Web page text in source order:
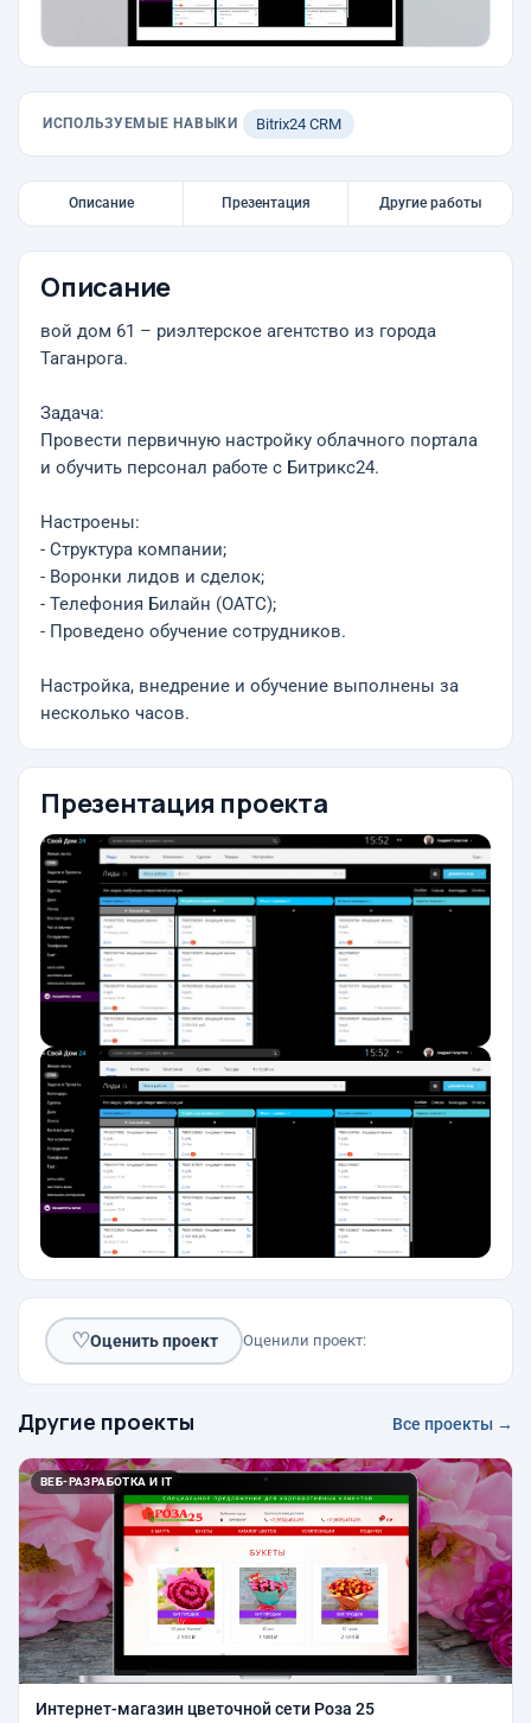
ИСПОЛЬЗУЕМЫЕ НАВЫКИ Bitrix24 CRM
Описание Презентация Другие работы
Описание
вой дом 61 – риэлтерское агентство из города
Таганрога.
Задача:
Провести первичную настройку облачного портала
и обучить персонал работе с Битрикс24.
Настроены:
- Структура компании;
- Воронки лидов и сделок;
- Телефония Билайн (ОАТС);
- Проведено обучение сотрудников.
Настройка, внедрение и обучение выполнены за
несколько часов.
Презентация проекта
♡Оценить проект Оценили проект:
Другие проекты Все проекты →
ВЕБ-РАЗРАБОТКА И IT
Интернет-магазин цветочной сети Роза 25